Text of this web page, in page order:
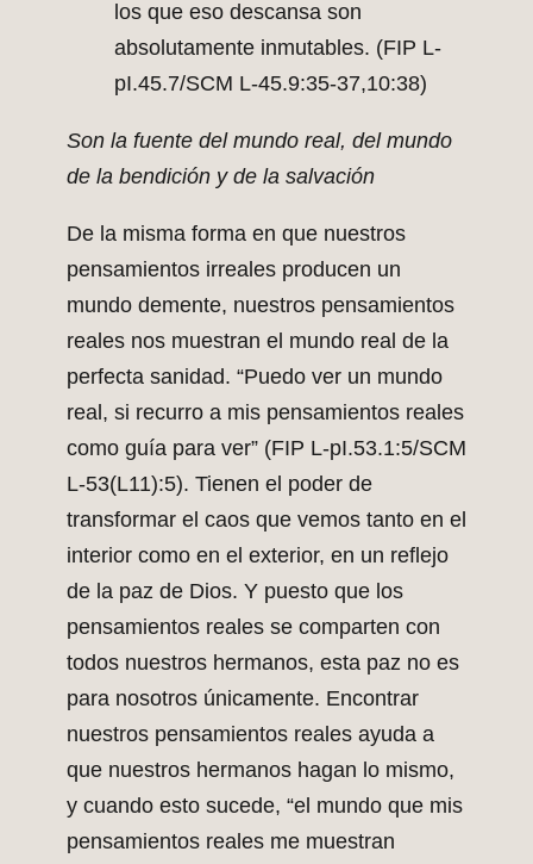
los que eso descansa son
absolutamente inmutables. (FIP L-
pI.45.7/SCM L-45.9:35-37,10:38)
Son la fuente del mundo real, del mundo
de la bendición y de la salvación
De la misma forma en que nuestros
pensamientos irreales producen un
mundo demente, nuestros pensamientos
reales nos muestran el mundo real de la
perfecta sanidad. “Puedo ver un mundo
real, si recurro a mis pensamientos reales
como guía para ver” (FIP L-pI.53.1:5/SCM
L-53(L11):5). Tienen el poder de
transformar el caos que vemos tanto en el
interior como en el exterior, en un reflejo
de la paz de Dios. Y puesto que los
pensamientos reales se comparten con
todos nuestros hermanos, esta paz no es
para nosotros únicamente. Encontrar
nuestros pensamientos reales ayuda a
que nuestros hermanos hagan lo mismo,
y cuando esto sucede, “el mundo que mis
pensamientos reales me muestran